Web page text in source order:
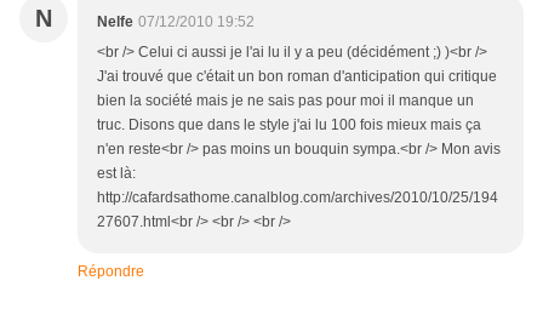
N Nelfe 07/12/2010 19:52
<br /> Celui ci aussi je l'ai lu il y a peu (décidément ;) )<br />
J'ai trouvé que c'était un bon roman d'anticipation qui critique
bien la société mais je ne sais pas pour moi il manque un
truc. Disons que dans le style j'ai lu 100 fois mieux mais ça
n'en reste<br /> pas moins un bouquin sympa.<br /> Mon avis
est là:
http://cafardsathome.canalblog.com/archives/2010/10/25/194
27607.html<br /> <br /> <br />
Répondre